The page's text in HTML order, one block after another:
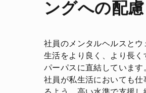
ングへの配慮
社員のメンタルヘルスと
生活をより良く、より長
パーパスに直結しています
社員が私生活においても